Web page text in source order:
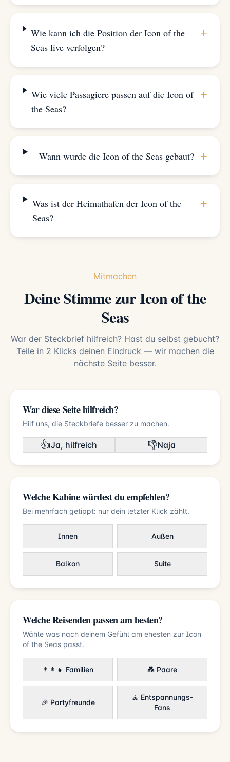
Wie kann ich die Position der Icon of the
Seas live verfolgen?
+
Wie viele Passagiere passen auf die Icon of
the Seas?
+
Wann wurde die Icon of the Seas gebaut? +
Was ist der Heimathafen der Icon of the
Seas?
+
Mitmachen
Deine Stimme zur Icon of the
Seas
War der Steckbrief hilfreich? Hast du selbst gebucht?
Teile in 2 Klicks deinen Eindruck — wir machen die
nächste Seite besser.
War diese Seite hilfreich?
Hilf uns, die Steckbriefe besser zu machen.
👍Ja, hilfreich 👎Naja
Welche Kabine würdest du empfehlen?
Bei mehrfach getippt: nur dein letzter Klick zählt.
Innen Außen
Balkon Suite
Welche Reisenden passen am besten?
Wähle was nach deinem Gefühl am ehesten zur Icon
of the Seas passt.
👨‍👩‍👧 Familien 💑 Paare
🎉 Partyfreunde
🧘 Entspannungs-
Fans